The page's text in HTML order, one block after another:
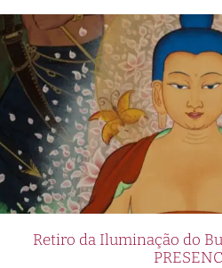
Retiro da Iluminação do